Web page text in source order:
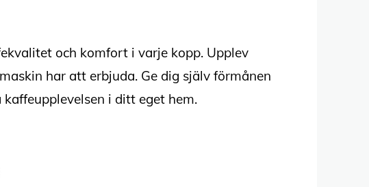
och komfort i varje kopp. Upplev
har att erbjuda. Ge dig själv förmånen
i ditt eget hem.